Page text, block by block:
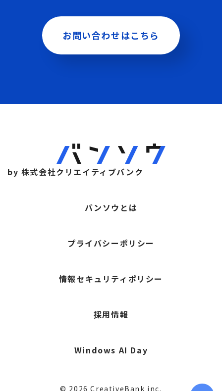
お問い合わせはこちら
by 株式会社クリエイティブバンク
バンソウとは
プライバシーポリシー
情報セキュリティポリシー
採用情報
Windows AI Day
© 2026 CreativeBank inc.